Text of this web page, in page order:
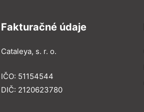
Fakturačné údaje
Cataleya, s. r. o.
IČO: 51154544
DIČ: 2120623780